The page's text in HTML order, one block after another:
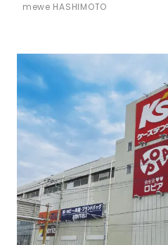
mewe HASHIMOTO